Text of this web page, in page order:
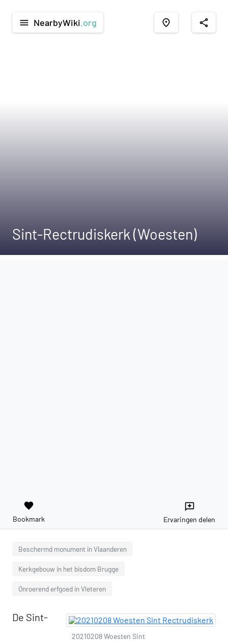
menu NearbyWiki .org place share
Sint-Rectrudiskerk (Woesten)
favorite
Bookmark
reviews
Ervaringen delen
Beschermd monument in Vlaanderen
Kerkgebouw in het bisdom Brugge
Onroerend erfgoed in Vleteren
20210208 Woesten Sint
De Sint-